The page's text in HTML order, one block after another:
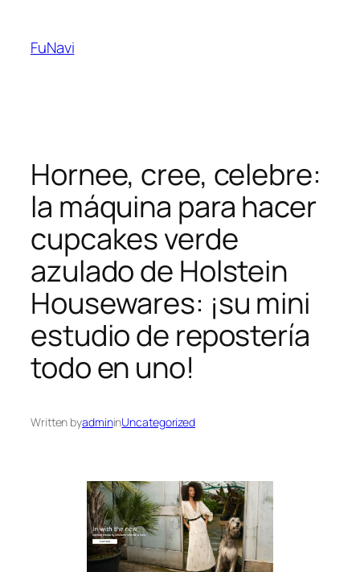
content
FuNavi
Hornee, cree, celebre:
la máquina para hacer
cupcakes verde
azulado de Holstein
Housewares: ¡su mini
estudio de repostería
todo en uno!
Written byadmininUncategorized